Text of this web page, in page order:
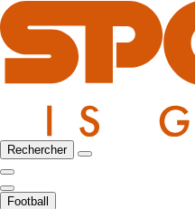
Rechercher
Football